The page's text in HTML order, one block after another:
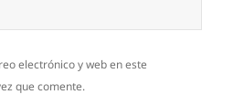
electrónico y web en este
que comente.